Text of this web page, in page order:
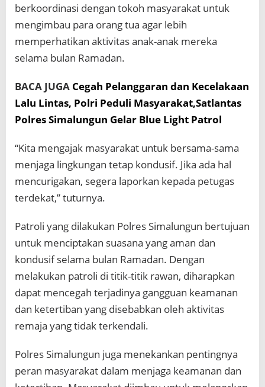
berkoordinasi dengan tokoh masyarakat untuk
mengimbau para orang tua agar lebih
memperhatikan aktivitas anak-anak mereka
selama bulan Ramadan.
BACA JUGA Cegah Pelanggaran dan Kecelakaan
Lalu Lintas, Polri Peduli Masyarakat,Satlantas
Polres Simalungun Gelar Blue Light Patrol
“Kita mengajak masyarakat untuk bersama-sama
menjaga lingkungan tetap kondusif. Jika ada hal
mencurigakan, segera laporkan kepada petugas
terdekat,” tuturnya.
Patroli yang dilakukan Polres Simalungun bertujuan
untuk menciptakan suasana yang aman dan
kondusif selama bulan Ramadan. Dengan
melakukan patroli di titik-titik rawan, diharapkan
dapat mencegah terjadinya gangguan keamanan
dan ketertiban yang disebabkan oleh aktivitas
remaja yang tidak terkendali.
Polres Simalungun juga menekankan pentingnya
peran masyarakat dalam menjaga keamanan dan